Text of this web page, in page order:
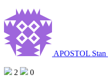
APOSTOL Stan
2 0